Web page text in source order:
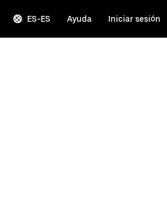
ES-ES Ayuda Iniciar sesión